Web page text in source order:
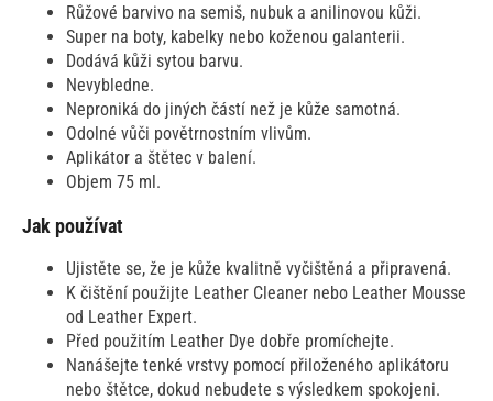
Růžové barvivo na semiš, nubuk a anilinovou kůži.
Super na boty, kabelky nebo koženou galanterii.
Dodává kůži sytou barvu.
Nevybledne.
Neproniká do jiných částí než je kůže samotná.
Odolné vůči povětrnostním vlivům.
Aplikátor a štětec v balení.
Objem 75 ml.
Jak používat
Ujistěte se, že je kůže kvalitně vyčištěná a připravená.
K čištění použijte Leather Cleaner nebo Leather Mousse
od Leather Expert.
Před použitím Leather Dye dobře promíchejte.
Nanášejte tenké vrstvy pomocí přiloženého aplikátoru
nebo štětce, dokud nebudete s výsledkem spokojeni.